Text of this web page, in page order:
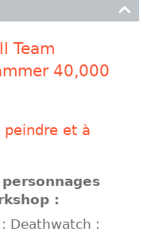
Team
40,000
peindre et à
:
Deathwatch :